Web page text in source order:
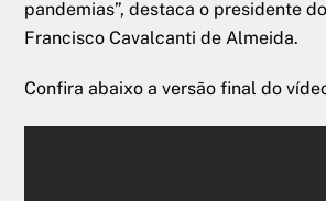
pandemias”, destaca o presidente
Francisco Cavalcanti de Almeida.
Confira abaixo a versão final do